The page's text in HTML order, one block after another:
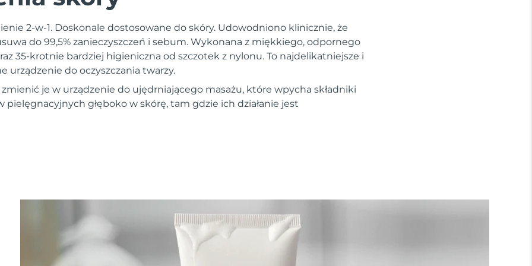
2-w-1. Doskonale dostosowane do skóry. Udowodniono klinicznie, że
do 99,5% zanieczyszczeń i sebum. Wykonana z miękkiego, odpornego
35-krotnie bardziej higieniczna od szczotek z nylonu. To najdelikatniejsze i
urządzenie do oczyszczania twarzy.
zmienić je w urządzenie do ujędrniającego masażu, które wpycha składniki
głęboko w skórę, tam gdzie ich działanie jest